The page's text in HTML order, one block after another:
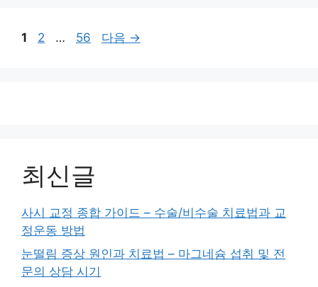
페
1
페
2 …
페
56 다음 →
최신글
사시 교정 종합 가이드 – 수술/비수술 치료법과 교
정운동 방법
눈떨림 증상 원인과 치료법 – 마그네슘 섭취 및 전
문의 상담 시기